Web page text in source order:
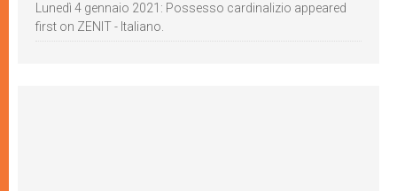
Lunedì 4 gennaio 2021: Possesso cardinalizio appeared
first on ZENIT - Italiano.